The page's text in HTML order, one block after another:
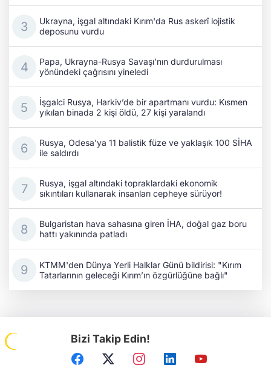
Ukrayna, işgal altındaki Kırım'da Rus askerî lojistik
deposunu vurdu
Papa, Ukrayna-Rusya Savaşı’nın durdurulması
yönündeki çağrısını yineledi
İşgalci Rusya, Harkiv’de bir apartmanı vurdu: Kısmen
yıkılan binada 2 kişi öldü, 27 kişi yaralandı
Rusya, Odesa'ya 11 balistik füze ve yaklaşık 100 SİHA
ile saldırdı
Rusya, işgal altındaki topraklardaki ekonomik
sıkıntıları kullanarak insanları cepheye sürüyor!
Bulgaristan hava sahasına giren İHA, doğal gaz boru
hattı yakınında patladı
KTMM'den Dünya Yerli Halklar Günü bildirisi: "Kırım
Tatarlarının geleceği Kırım’ın özgürlüğüne bağlı"
Bizi Takip Edin!